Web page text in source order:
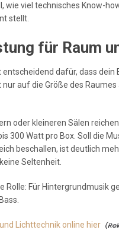
wie viel technisches Know-
stellt.
für Raum
entscheidend dafür, dass
auf die Größe des
oder kleineren Sälen
300 Watt pro Box. Soll die
beschallen, ist deutlich
Seltenheit.
Rolle: Für Hintergrundmusik
Lichttechnik online hier